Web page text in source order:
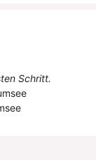
Schritt.